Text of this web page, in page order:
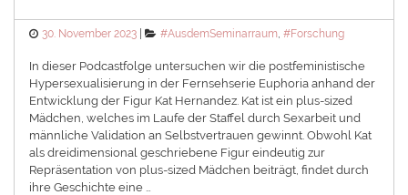
Posted
30. November 2023 Categories
#AusdemSeminarraum,#Forschung
In dieser Podcastfolge untersuchen wir die postfeministische
Hypersexualisierung in der Fernsehserie Euphoria anhand der
Entwicklung der Figur Kat Hernandez. Kat ist ein plus-sized
Mädchen, welches im Laufe der Staffel durch Sexarbeit und
männliche Validation an Selbstvertrauen gewinnt. Obwohl Kat
als dreidimensional geschriebene Figur eindeutig zur
Repräsentation von plus-sized Mädchen beiträgt, findet durch
ihre Geschichte eine …